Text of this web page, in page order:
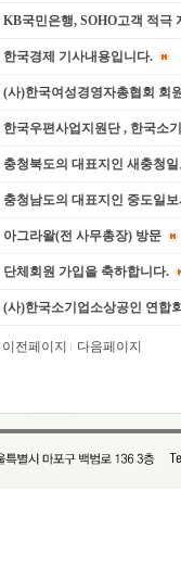
KB국민은행, SOHO고객 적극
한국경제 기사내용입니다.
(사)한국여성경영자총협회 회
한국우편사업지원단 , 한국소
충청북도의 대표지인 새충청
충청남도의 대표지인 중도일
아그라왈(전 사무총장) 방문
단체회원 가입을 축하합니다.
(사)한국소기업소상공인 연합
이전페이지 다음페이지